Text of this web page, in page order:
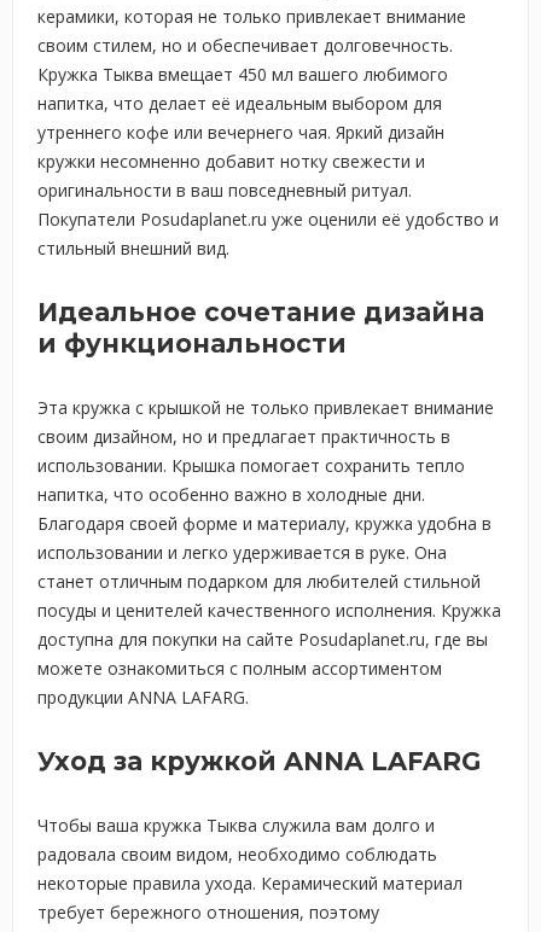
керамики, которая не только привлекает внимание
своим стилем, но и обеспечивает долговечность.
Кружка Тыква вмещает 450 мл вашего любимого
напитка, что делает её идеальным выбором для
утреннего кофе или вечернего чая. Яркий дизайн
кружки несомненно добавит нотку свежести и
оригинальности в ваш повседневный ритуал.
Покупатели Posudaplanet.ru уже оценили её удобство и
стильный внешний вид.
Идеальное сочетание дизайна
и функциональности
Эта кружка с крышкой не только привлекает внимание
своим дизайном, но и предлагает практичность в
использовании. Крышка помогает сохранить тепло
напитка, что особенно важно в холодные дни.
Благодаря своей форме и материалу, кружка удобна в
использовании и легко удерживается в руке. Она
станет отличным подарком для любителей стильной
посуды и ценителей качественного исполнения. Кружка
доступна для покупки на сайте Posudaplanet.ru, где вы
можете ознакомиться с полным ассортиментом
продукции ANNA LAFARG.
Уход за кружкой ANNA LAFARG
Чтобы ваша кружка Тыква служила вам долго и
радовала своим видом, необходимо соблюдать
некоторые правила ухода. Керамический материал
требует бережного отношения, поэтому